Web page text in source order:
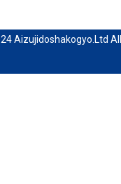
Aizujidoshakogyo.Ltd